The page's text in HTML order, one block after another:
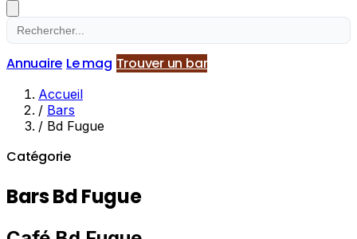
Annuaire Le mag Trouver un bar
Accueil
/ Bars
/ Bd Fugue
Catégorie
Bars Bd Fugue